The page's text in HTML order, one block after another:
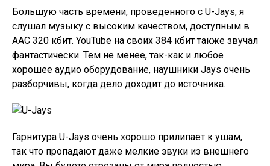
Большую часть времени, проведенного с U-Jays, я
слушал музыку с высоким качеством, доступным в
AAC 320 кбит. YouTube на своих 384 кбит также звучал
фантастически. Тем не менее, так-как и любое
хорошее аудио оборудование, наушники Jays очень
разборчивы, когда дело доходит до источника.
Гарнитура U-Jays очень хорошо прилипает к ушам,
так что пропадают даже мелкие звуки из внешнего